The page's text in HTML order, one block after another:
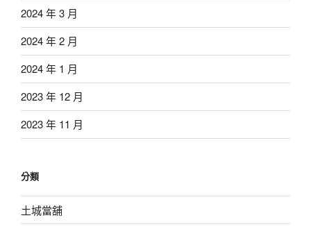
2024 年 3 月
2024 年 2 月
2024 年 1 月
2023 年 12 月
2023 年 11 月
分類
土城當舖